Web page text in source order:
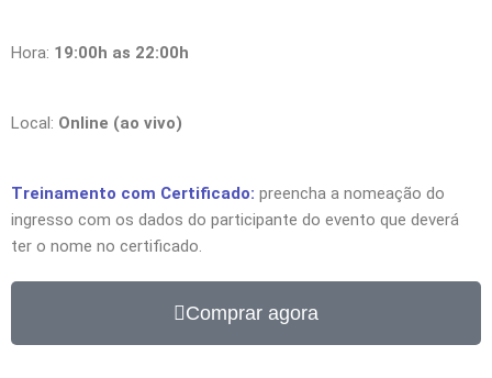
Hora: 19:00h as 22:00h
Local: Online (ao vivo)
Treinamento com Certificado: preencha a nomeação do
ingresso com os dados do participante do evento que deverá
ter o nome no certificado.
Comprar agora